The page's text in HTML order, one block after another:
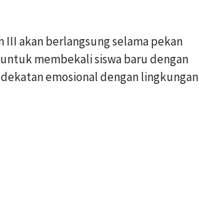
III akan berlangsung selama pekan
membekali siswa baru dengan
emosional dengan lingkungan